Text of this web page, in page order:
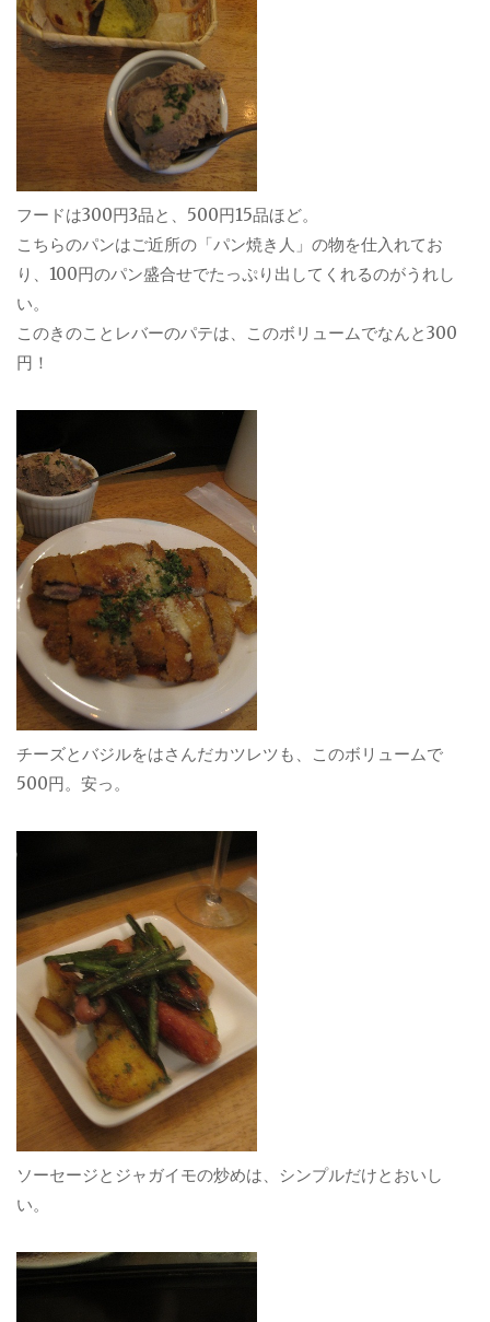
フードは300円3品と、500円15品ほど。
こちらのパンはご近所の「パン焼き人」の物を仕入れてお
り、100円のパン盛合せでたっぷり出してくれるのがうれし
い。
このきのことレバーのパテは、このボリュームでなんと300
円！
チーズとバジルをはさんだカツレツも、このボリュームで
500円。安っ。
ソーセージとジャガイモの炒めは、シンプルだけとおいし
い。